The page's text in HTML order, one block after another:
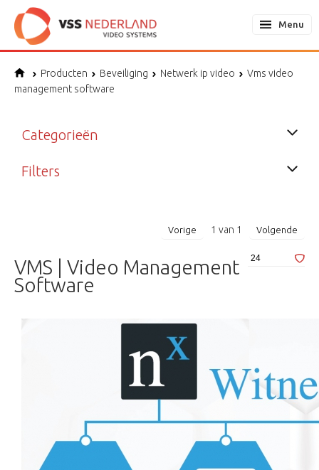
Menu
Producten Beveiliging Netwerk ip video
Vms video
management software
Categorieën
Filters
Vorige 1 van 1 Volgende
VMS | Video Management
Software